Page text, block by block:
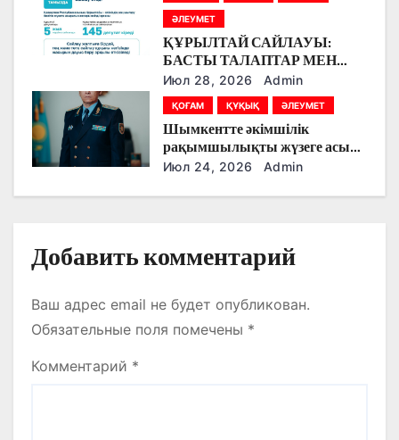
ӘЛЕУМЕТ
ҚҰРЫЛТАЙ САЙЛАУЫ:
БАСТЫ ТАЛАПТАР МЕН
ЕРЕКШЕЛІКТЕР
Июл 28, 2026 Admin
ҚОҒАМ ҚҰҚЫҚ ӘЛЕУМЕТ
Шымкентте әкімшілік
рақымшылықты жүзеге асыру
қорытындылары шығарылды
Июл 24, 2026 Admin
Добавить комментарий
Ваш адрес email не будет опубликован.
Обязательные поля помечены *
Комментарий *